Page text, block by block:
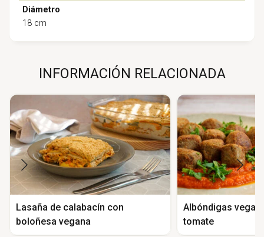
Diámetro
18 cm
INFORMACIÓN RELACIONADA
Lasaña de calabacín con
boloñesa vegana
Albóndigas
tomate